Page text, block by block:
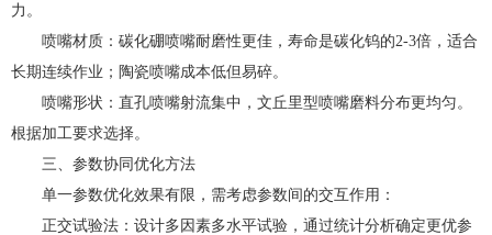
力。
喷嘴材质：碳化硼喷嘴耐磨性更佳，寿命是碳化钨的2-3倍，适合
长期连续作业；陶瓷喷嘴成本低但易碎。
喷嘴形状：直孔喷嘴射流集中，文丘里型喷嘴磨料分布更均匀。
根据加工要求选择。
三、参数协同优化方法
单一参数优化效果有限，需考虑参数间的交互作用：
正交试验法：设计多因素多水平试验，通过统计分析确定更优参